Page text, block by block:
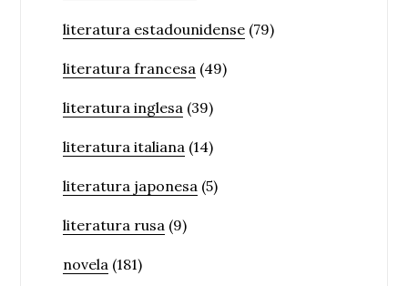
literatura estadounidense (79)
literatura francesa (49)
literatura inglesa (39)
literatura italiana (14)
literatura japonesa (5)
literatura rusa (9)
novela (181)